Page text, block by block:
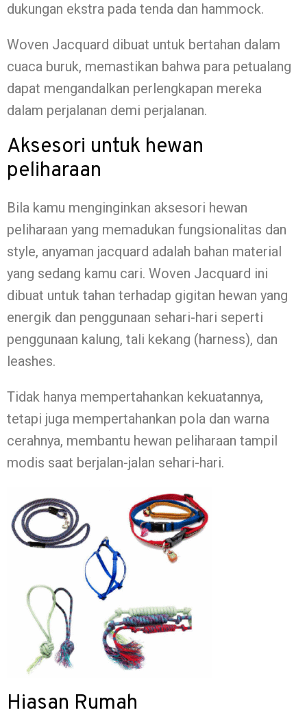
dukungan ekstra pada tenda dan hammock.
Woven Jacquard dibuat untuk bertahan dalam
cuaca buruk, memastikan bahwa para petualang
dapat mengandalkan perlengkapan mereka
dalam perjalanan demi perjalanan.
Aksesori untuk hewan
peliharaan
Bila kamu menginginkan aksesori hewan
peliharaan yang memadukan fungsionalitas dan
style, anyaman jacquard adalah bahan material
yang sedang kamu cari. Woven Jacquard ini
dibuat untuk tahan terhadap gigitan hewan yang
energik dan penggunaan sehari-hari seperti
penggunaan kalung, tali kekang (harness), dan
leashes.
Tidak hanya mempertahankan kekuatannya,
tetapi juga mempertahankan pola dan warna
cerahnya, membantu hewan peliharaan tampil
modis saat berjalan-jalan sehari-hari.
Hiasan Rumah